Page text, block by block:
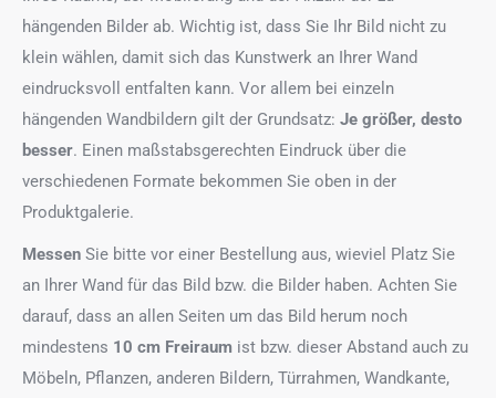
hängenden Bilder ab. Wichtig ist, dass Sie Ihr Bild nicht zu
klein wählen, damit sich das Kunstwerk an Ihrer Wand
eindrucksvoll entfalten kann. Vor allem bei einzeln
hängenden Wandbildern gilt der Grundsatz: Je größer, desto
besser. Einen maßstabsgerechten Eindruck über die
verschiedenen Formate bekommen Sie oben in der
Produktgalerie.
Messen Sie bitte vor einer Bestellung aus, wieviel Platz Sie
an Ihrer Wand für das Bild bzw. die Bilder haben. Achten Sie
darauf, dass an allen Seiten um das Bild herum noch
mindestens 10 cm Freiraum ist bzw. dieser Abstand auch zu
Möbeln, Pflanzen, anderen Bildern, Türrahmen, Wandkante,